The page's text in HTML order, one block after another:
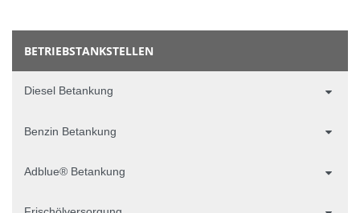
BETRIEBSTANKSTELLEN
Diesel Betankung
Benzin Betankung
Adblue® Betankung